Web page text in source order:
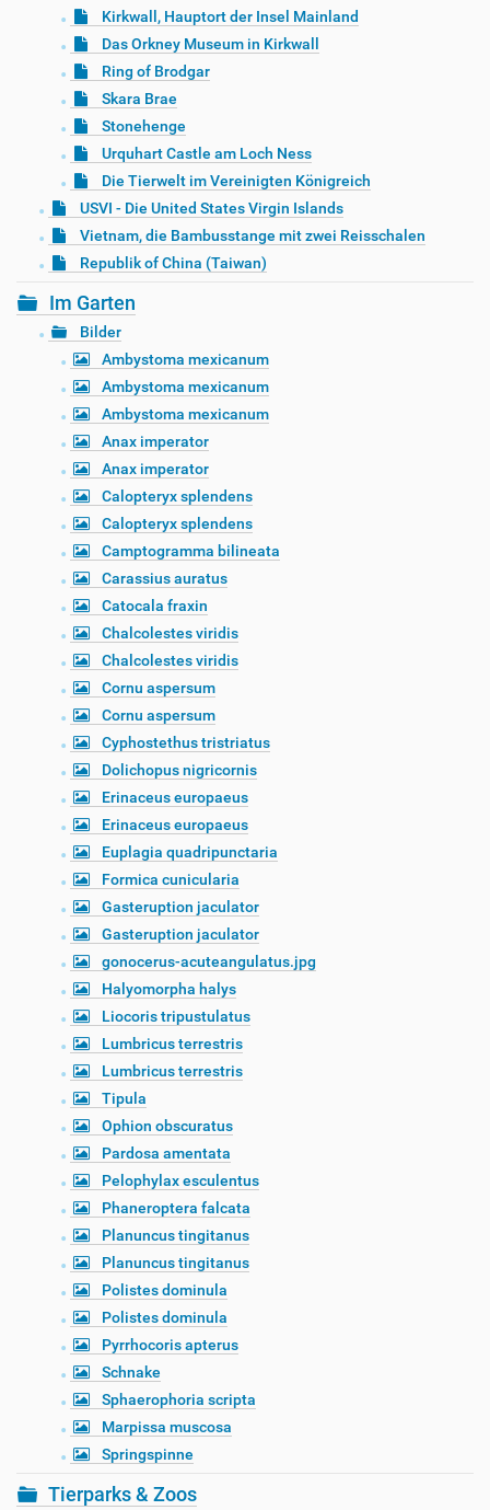
Kirkwall, Hauptort der Insel Mainland
Das Orkney Museum in Kirkwall
Ring of Brodgar
Skara Brae
Stonehenge
Urquhart Castle am Loch Ness
Die Tierwelt im Vereinigten Königreich
USVI - Die United States Virgin Islands
Vietnam, die Bambusstange mit zwei Reisschalen
Republik of China (Taiwan)
Im Garten
Bilder
Ambystoma mexicanum
Ambystoma mexicanum
Ambystoma mexicanum
Anax imperator
Anax imperator
Calopteryx splendens
Calopteryx splendens
Camptogramma bilineata
Carassius auratus
Catocala fraxin
Chalcolestes viridis
Chalcolestes viridis
Cornu aspersum
Cornu aspersum
Cyphostethus tristriatus
Dolichopus nigricornis
Erinaceus europaeus
Erinaceus europaeus
Euplagia quadripunctaria
Formica cunicularia
Gasteruption jaculator
Gasteruption jaculator
gonocerus-acuteangulatus.jpg
Halyomorpha halys
Liocoris tripustulatus
Lumbricus terrestris
Lumbricus terrestris
Tipula
Ophion obscuratus
Pardosa amentata
Pelophylax esculentus
Phaneroptera falcata
Planuncus tingitanus
Planuncus tingitanus
Polistes dominula
Polistes dominula
Pyrrhocoris apterus
Schnake
Sphaerophoria scripta
Marpissa muscosa
Springspinne
Tierparks & Zoos